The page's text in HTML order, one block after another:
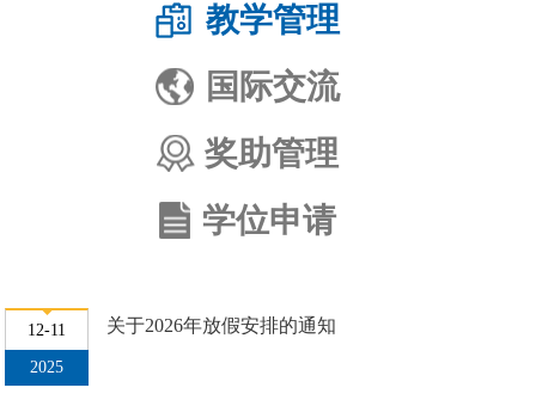
教学管理
国际交流
奖助管理
学位申请
12-11
2025
关于2026年放假安排的通知